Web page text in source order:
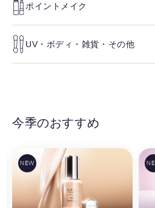
ポイントメイク
UV・ボディ・雑貨・その他
今季のおすすめ